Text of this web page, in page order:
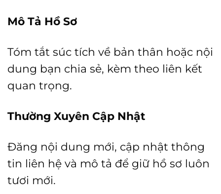
Mô Tả Hồ Sơ
Tóm tắt súc tích về bản thân hoặc nội
dung bạn chia sẻ, kèm theo liên kết
quan trọng.
Thường Xuyên Cập Nhật
Đăng nội dung mới, cập nhật thông
tin liên hệ và mô tả để giữ hồ sơ luôn
tươi mới.